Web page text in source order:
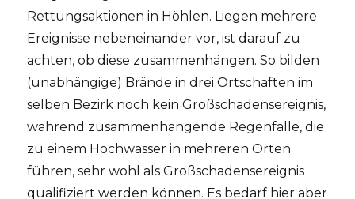
Rettungsaktionen in Höhlen. Liegen mehrere
Ereignisse nebeneinander vor, ist darauf zu
achten, ob diese zusammenhängen. So bilden
(unabhängige) Brände in drei Ortschaften im
selben Bezirk noch kein Großschadensereignis,
während zusammenhängende Regenfälle, die
zu einem Hochwasser in mehreren Orten
führen, sehr wohl als Großschadensereignis
qualifiziert werden können. Es bedarf hier aber